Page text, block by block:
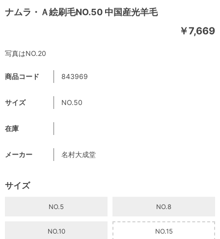
ナムラ・Ａ絵刷毛NO.50 中国産光羊毛
￥7,669
商品コード 843969
サイズ NO.50
在庫
メーカー 名村大成堂
サイズ
NO.5 NO.8
NO.10 NO.15
写真はNO.20